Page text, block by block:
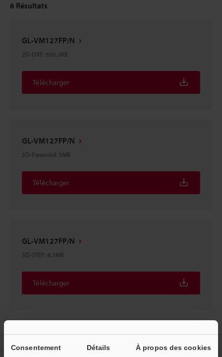
Consentement Détails À propos des cookies
6 Résultats
GL-VM127FP/N
2D-DXF: 636.3KB
Télécharger
GL-VM127FP/N
3D-Parasolid: 3MB
Télécharger
GL-VM127FP/N
3D-STEP: 4.7MB
Télécharger